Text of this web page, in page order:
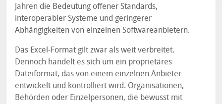
Jahren die Bedeutung offener Standards,
interoperabler Systeme und geringerer
Abhängigkeiten von einzelnen Softwareanbietern.
Das Excel-Format gilt zwar als weit verbreitet.
Dennoch handelt es sich um ein proprietäres
Dateiformat, das von einem einzelnen Anbieter
entwickelt und kontrolliert wird. Organisationen,
Behörden oder Einzelpersonen, die bewusst mit